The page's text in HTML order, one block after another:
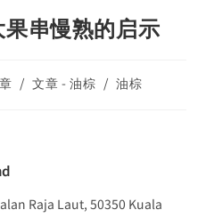
串慢熟的启示
/ 文章 - 油棕 / 油棕
Raja Laut, 50350 Kuala